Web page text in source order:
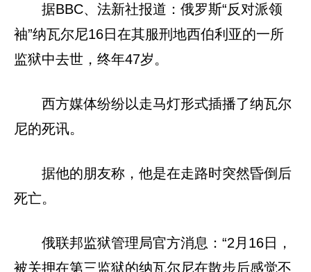
据BBC、法新社报道：俄罗斯“反对派领
袖”纳瓦尔尼16日在其服刑地西伯利亚的一所
监狱中去世，终年47岁。
西方媒体纷纷以走马灯形式插播了纳瓦尔
尼的死讯。
据他的朋友称，他是在走路时突然昏倒后
死亡。
俄联邦监狱管理局官方消息：“2月16日，
被关押在第三监狱的纳瓦尔尼在散步后感觉不